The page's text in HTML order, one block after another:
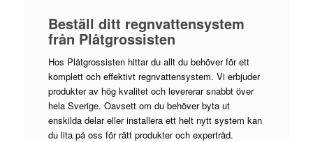
Beställ ditt regnvattensystem
från Plåtgrossisten
Hos Plåtgrossisten hittar du allt du behöver för ett
komplett och effektivt regnvattensystem. Vi erbjuder
produkter av hög kvalitet och levererar snabbt över
hela Sverige. Oavsett om du behöver byta ut
enskilda delar eller installera ett helt nytt system kan
du lita på oss för rätt produkter och expertråd.